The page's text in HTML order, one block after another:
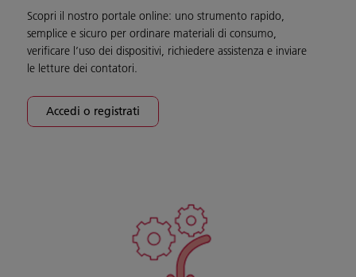
Scopri il nostro portale online: uno strumento rapido,
semplice e sicuro per ordinare materiali di consumo,
verificare l’uso dei dispositivi, richiedere assistenza e inviare
le letture dei contatori.
Accedi o registrati